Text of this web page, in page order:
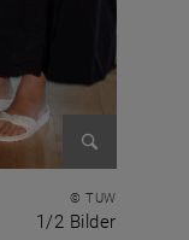
© TUW
1/2 Bilder